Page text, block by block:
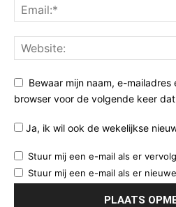
Bewaar mijn naam, e-
browser voor de volgende keer
Ja, ik wil ook de wekelijkse
Stuur mij een e-mail als er
Stuur mij een e-mail als er